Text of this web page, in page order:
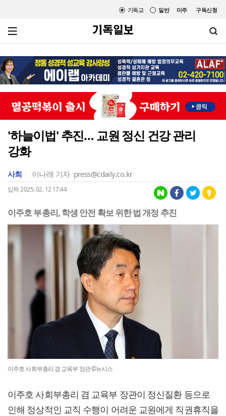
미주 구독신청
일반
기독교
'하늘이법' 추진… 교원 정신 건강 관리
강화
사회 이나래 기자 press@cdaily.co.kr
입력 2025. 02. 12 17:44
이주호 부총리, 학생 안전 확보 위한 법 개정 추진
이주호 사회부총리 겸 교육부 장관 ©뉴시스
이주호 사회부총리 겸 교육부 장관이 정신질환 등으로
인해 정상적인 교직 수행이 어려운 교원에게 직권휴직을